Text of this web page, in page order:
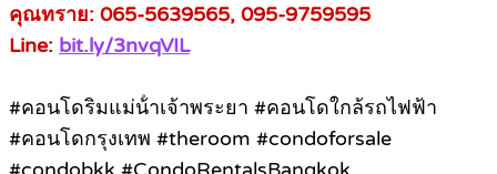
คุณทราย: 065-5639565, 095-9759595
Line: bit.ly/3nvqVIL
#คอนโดริมแม่น้ําเจ้าพระยา #คอนโดใกล้รถไฟฟ้า
#คอนโดกรุงเทพ #theroom #condoforsale